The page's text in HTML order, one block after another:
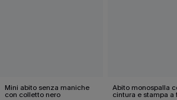
Mini abito senza maniche
con colletto nero
Abito monospalla
cintura e stampa a